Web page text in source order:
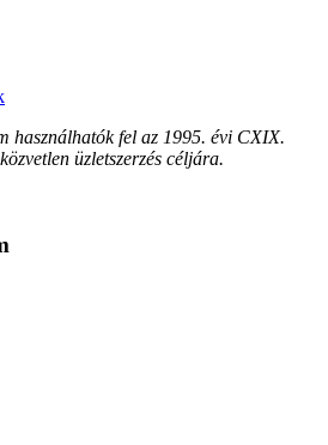
használhatók fel az 1995. évi CXIX.
üzletszerzés céljára.